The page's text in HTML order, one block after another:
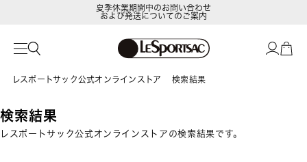
夏季休業期間中のお問い合わせ
および発送についてのご案内
レスポートサック公式オンラインストア 検索結果
検索結果
レスポートサック公式オンラインストアの検索結果です。